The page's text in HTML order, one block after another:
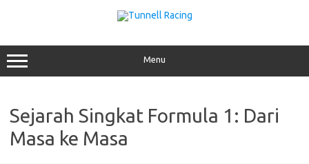
Menu
Sejarah Singkat Formula 1: Dari
Masa ke Masa